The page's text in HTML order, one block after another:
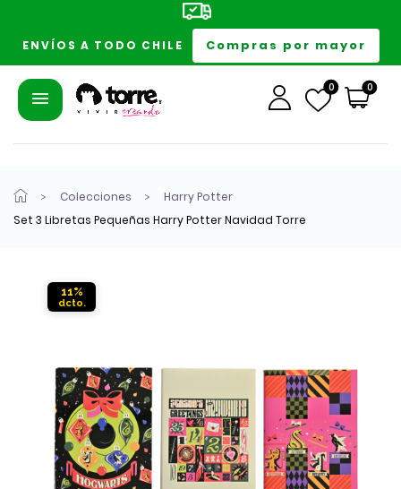
ENVÍOS A TODO CHILE Compras por mayor
0 0
Colecciones
Harry Potter
Set 3 Libretas Pequeñas Harry Potter Navidad Torre
11%